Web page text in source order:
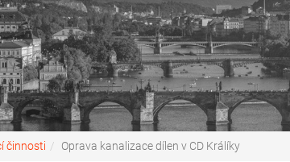
činnosti Oprava kanalizace dílen v CD Králíky